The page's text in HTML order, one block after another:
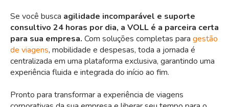
Se você busca agilidade incomparável e suporte
consultivo 24 horas por dia, a VOLL é a parceira certa
para sua empresa. Com soluções completas para gestão
de viagens, mobilidade e despesas, toda a jornada é
centralizada em uma plataforma exclusiva, garantindo uma
experiência fluida e integrada do início ao fim.
Pronto para transformar a experiência de viagens